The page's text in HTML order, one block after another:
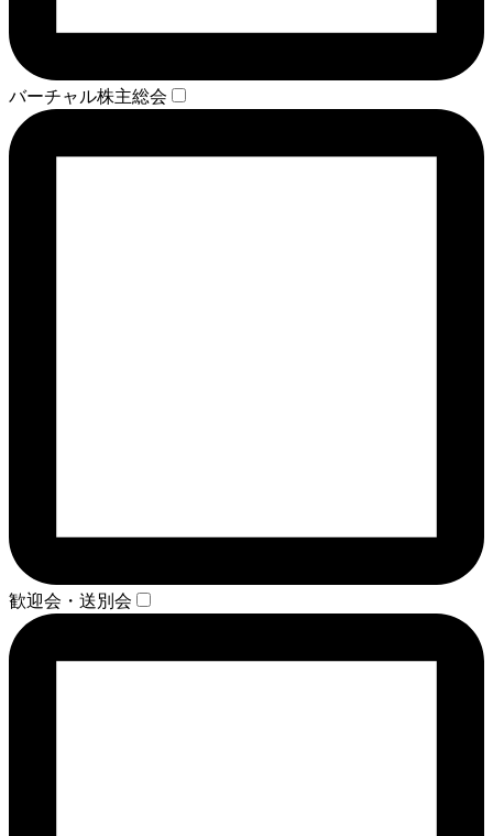
バーチャル株主総会
歓迎会・送別会